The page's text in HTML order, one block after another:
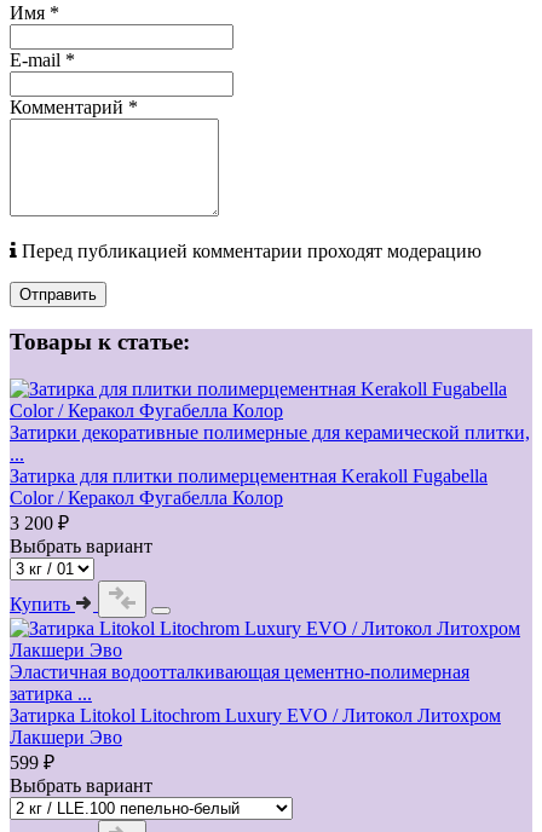
Имя *
E-mail *
Комментарий *
Перед публикацией комментарии проходят модерацию
Отправить
Товары к статье:
Затирки декоративные полимерные для керамической плитки,
...
Затирка для плитки полимерцементная Kerakoll Fugabella
Color / Керакол Фугабелла Колор
3 200 ₽
Выбрать вариант
Купить
Эластичная водоотталкивающая цементно-полимерная
затирка ...
Затирка Litokol Litochrom Luxury EVO / Литокол Литохром
Лакшери Эво
599 ₽
Выбрать вариант